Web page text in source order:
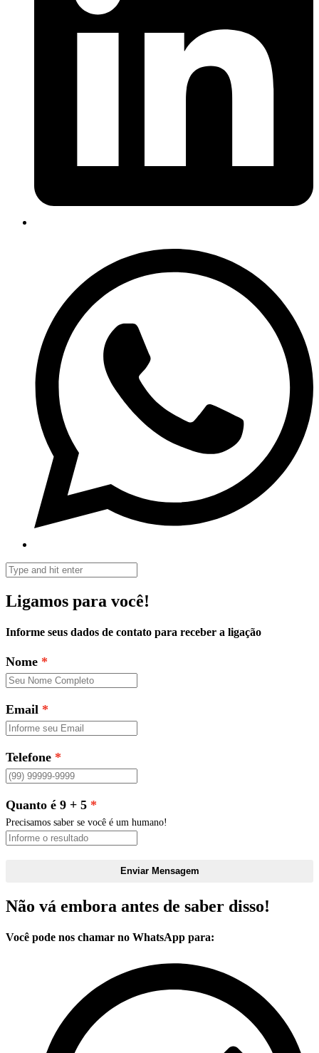
Ligamos para você!
Informe seus dados de contato para receber a ligação
Nome
Email
Telefone
Quanto é 9 + 5
Precisamos saber se você é um humano!
Enviar Mensagem
Não vá embora antes de saber disso!
Você pode nos chamar no WhatsApp para: